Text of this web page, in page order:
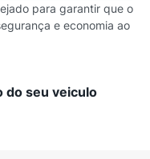
para garantir que o
e economia ao
do seu veiculo